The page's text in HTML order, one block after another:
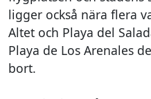
ligger också nära flera
Altet och Playa del
Playa de Los Arenales
bort.